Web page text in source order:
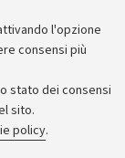
l'opzione
consensi più
stato dei consensi
sito.
policy.